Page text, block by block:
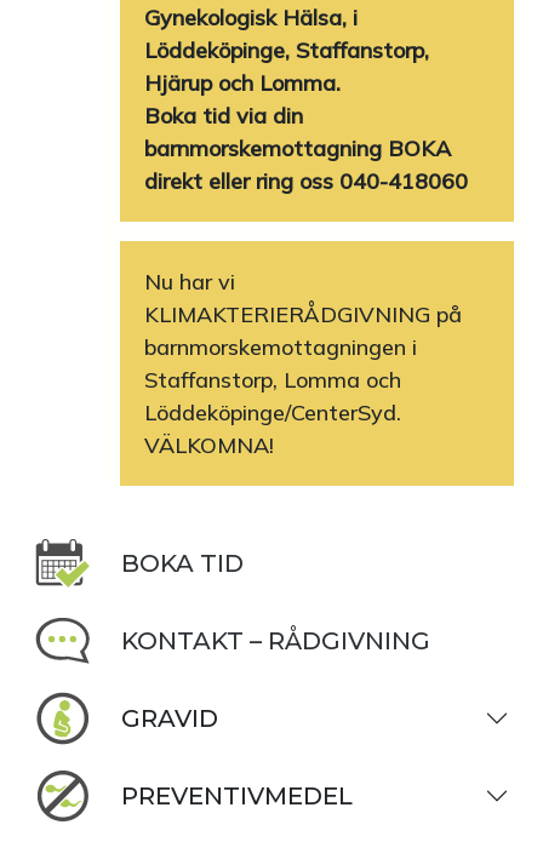
Gynekologisk Hälsa, i
Löddeköpinge, Staffanstorp,
Hjärup och Lomma.
Boka tid via din
barnmorskemottagning BOKA
direkt eller ring oss 040-418060
Nu har vi
KLIMAKTERIERÅDGIVNING på
barnmorskemottagningen i
Staffanstorp, Lomma och
Löddeköpinge/CenterSyd.
VÄLKOMNA!
BOKA TID
KONTAKT – RÅDGIVNING
GRAVID
PREVENTIVMEDEL